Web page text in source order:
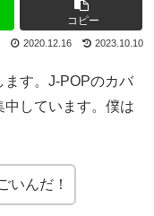
コピー
2023.10.10
2020.12.16
す。J-POPのカバ
しています。僕は
いんだ！